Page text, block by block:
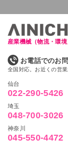
産業機械（物流・環
お電話でのお
全国対応。お近くの営
仙台
022-290-5426
埼玉
048-700-3026
神奈川
045-550-4472